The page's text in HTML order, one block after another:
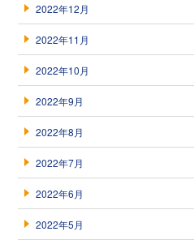
2022年12月
2022年11月
2022年10月
2022年9月
2022年8月
2022年7月
2022年6月
2022年5月